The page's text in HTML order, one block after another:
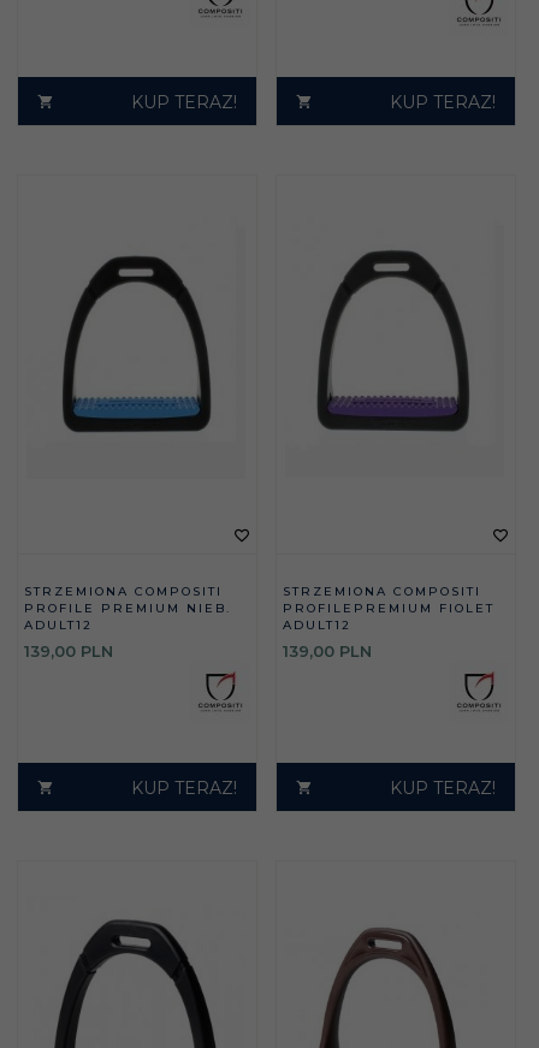
KUP TERAZ! KUP TERAZ!
STRZEMIONA COMPOSITI
PROFILE PREMIUM NIEB.
ADULT12
139,00 PLN
KUP TERAZ!
STRZEMIONA COMPOSITI
PROFILEPREMIUM FIOLET
ADULT12
139,00 PLN
KUP TERAZ!